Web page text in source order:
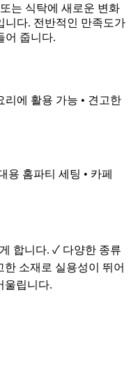
는 식탁에 새로운 변화
니다. 전반적인 만족도가
어 줍니다.
리에 활용 가능 • 견고한
용 홈파티 세팅 • 카페
합니다. ✓ 다양한 종류
소재로 실용성이 뛰어
울립니다.